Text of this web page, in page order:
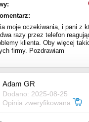
moje oczekiwania, i pani z
razy przez telefon
klienta. Oby więcej
firmy. Pozdrawiam
Adam GR
Dodano: 2025-08-25
Opinia zweryfikowana